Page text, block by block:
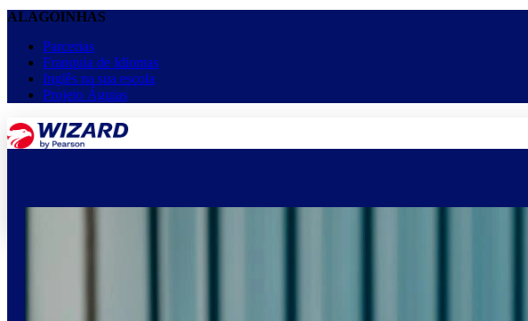
ALAGOINHAS
Parcerias
Franquia de Idiomas
Inglês na sua escola
Projeto Águias